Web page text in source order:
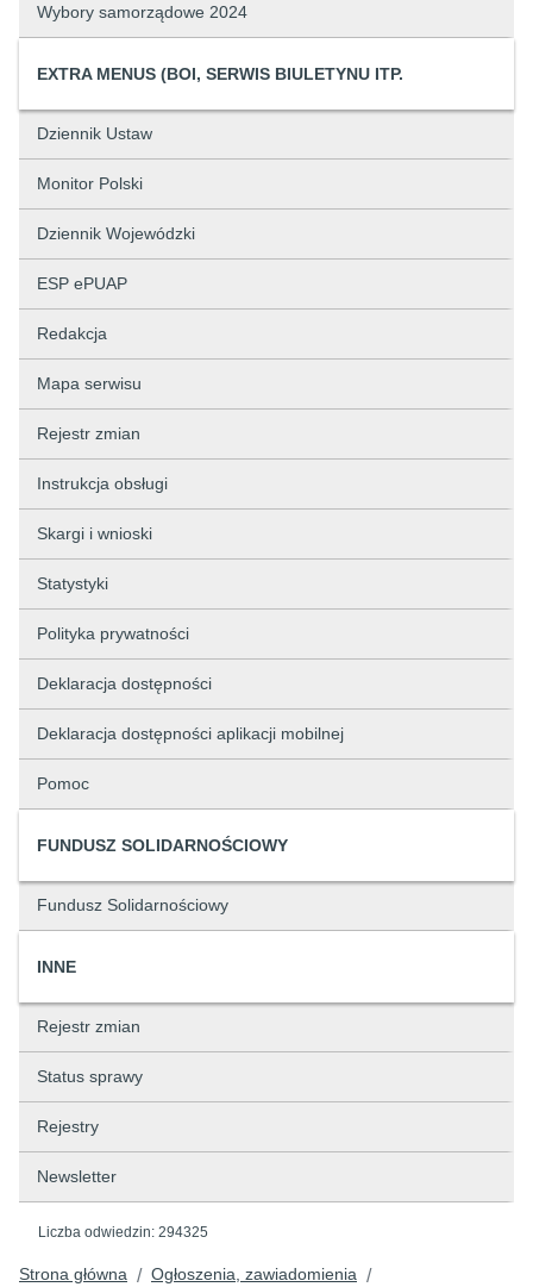
Wybory samorządowe 2024
EXTRA MENUS (BOI, SERWIS BIULETYNU ITP.
Dziennik Ustaw
Monitor Polski
Dziennik Wojewódzki
ESP ePUAP
Redakcja
Mapa serwisu
Rejestr zmian
Instrukcja obsługi
Skargi i wnioski
Statystyki
Polityka prywatności
Deklaracja dostępności
Deklaracja dostępności aplikacji mobilnej
Pomoc
FUNDUSZ SOLIDARNOŚCIOWY
Fundusz Solidarnościowy
INNE
Rejestr zmian
Status sprawy
Rejestry
Newsletter
Liczba odwiedzin: 294325
Strona główna / Ogłoszenia, zawiadomienia /